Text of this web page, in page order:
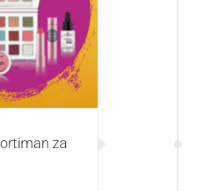
jesen / zimu
za